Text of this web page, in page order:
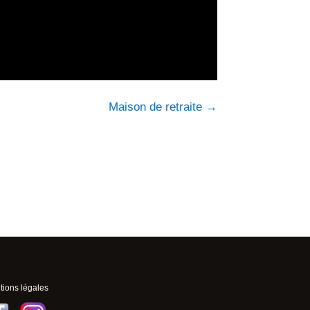
Maison de retraite→
légales